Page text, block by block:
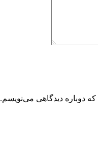
دوباره دیدگاهی می‌نویسم.